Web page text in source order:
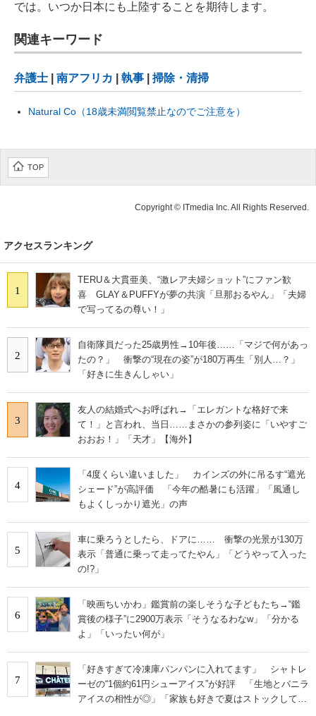
では。いつか日本にも上陸することを期待します。
関連キーワード
弁護士 南アフリカ 執事 掃除・清掃
Natural Co（18歳未満閲覧禁止なのでご注意を）
TOP
Copyright © ITmedia Inc. All Rights Reserved.
アクセスランキング
1
TERU＆大貫亜美、“激レア夫婦ショット”にファン歓
喜 GLAY＆PUFFYが夢の共演「旦那おるやん」「夫婦
で写ってるの尊い！」
2
自衛隊員だった25歳男性→10年後……「マジで何があっ
たの？」 衝撃の“現在の姿”が180万再生「別人…？」
「好きに生きんしゃい」
3
友人の結婚式へお呼ばれ→「エレガントな格好で来
て！」と言われ、当日……まさかの参列姿に「いやすご
おおお！」「天才」【海外】
4
「4度くらい違いました」 カインズの外に吊るす“遮光
シェード”が高評価 「今年の酷暑にも活躍」「風通し
もよくしっかり遮光」の声
5
車に乗ろうとしたら、ドアに…… 衝撃の光景が130万
表示「普通に乗って走ってたやん」「どうやって入った
の!?」
6
「映画ちいかわ」鑑賞前の楽しそうな子どもたち→“鑑
賞後の様子”に2900万表示「そうなるわなw」「分かる
よ」「いったい何が」
7
「好きすぎて冷凍庫パンパンに入れてます」 シャトレ
ーゼの“1個約61円シューアイス”が好評 「生地とバニラ
アイスの相性が◎」「家族も好きで夏はストックして